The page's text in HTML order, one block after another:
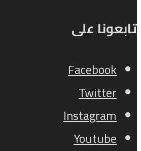
تابعونا على
Facebook
Twitter
Instagram
Youtube